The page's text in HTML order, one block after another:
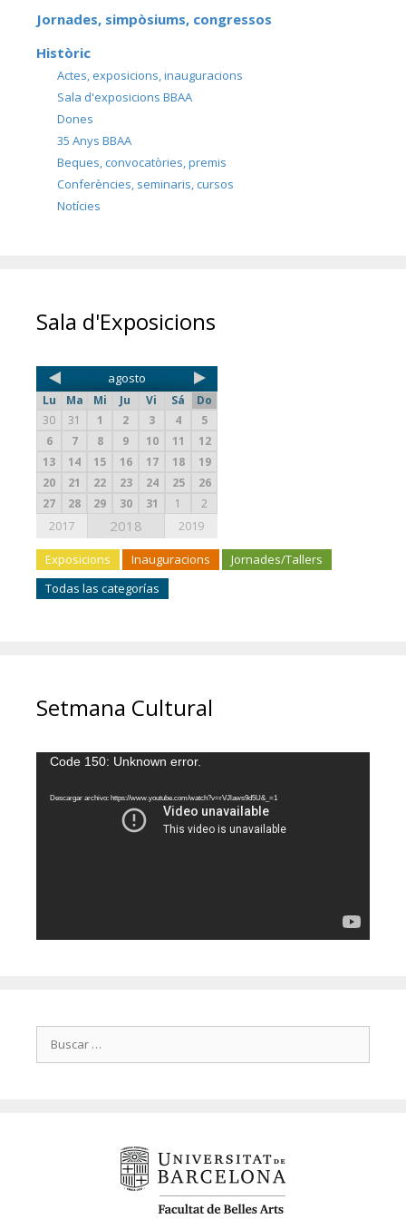
Jornades, simpòsiums, congressos
Històric
Actes, exposicions, inauguracions
Sala d'exposicions BBAA
Dones
35 Anys BBAA
Beques, convocatòries, premis
Conferències, seminaris, cursos
Notícies
Sala d'Exposicions
agosto
Lu Ma Mi Ju Vi Sá
Do
30
31 1 2 3 4
5
6
7 8 9 10 11
12
13
14 15 16 17 18
19
20
21 22 23 24 25
26
27
28 29 30 31 1 2
2017 2018 2019
Exposicions Inauguracions
Jornades/Tallers
Todas las categorías
Setmana Cultural
Reproductor
vídeo
Code 150: Unknown error.
Descargar archivo: https://www.youtube.com/watch?v=rVJlaws9d5U&_=1